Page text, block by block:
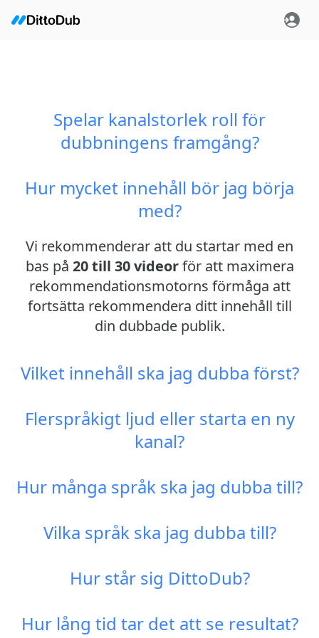
Spelar kanalstorlek roll för
dubbningens framgång?
Hur mycket innehåll bör jag börja
med?
Vi rekommenderar att du startar med en
bas på 20 till 30 videorför att maximera
rekommendationsmotorns förmåga att
fortsätta rekommendera ditt innehåll till
din dubbade publik.
Vilket innehåll ska jag dubba först?
Flerspråkigt ljud eller starta en ny
kanal?
Hur många språk ska jag dubba till?
Vilka språk ska jag dubba till?
Hur står sig DittoDub?
Hur lång tid tar det att se resultat?